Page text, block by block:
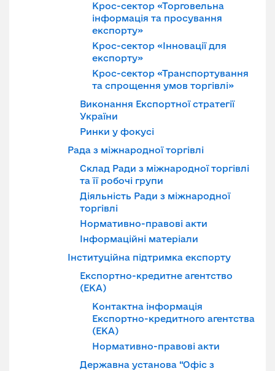
Крос-сектор «Торговельна
інформація та просування
експорту»
Крос-сектор «Інновації для
експорту»
Крос-сектор «Транспортування
та спрощення умов торгівлі»
Виконання Експортної стратегії
України
Ринки у фокусі
Рада з міжнародної торгівлі
Склад Ради з міжнародної торгівлі
та її робочі групи
Діяльність Ради з міжнародної
торгівлі
Нормативно-правові акти
Інформаційні матеріали
Інституційна підтримка експорту
Експортно-кредитне агентство
(ЕКА)
Контактна інформація
Експортно-кредитного агентства
(ЕКА)
Нормативно-правові акти
Державна установа “Офіс з